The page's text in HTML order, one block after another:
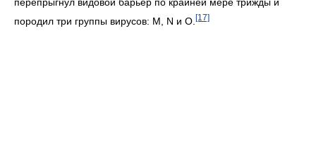
перепрыгнул видовой барьер по крайней мере трижды и
породил три группы вирусов: M, N и О. [17]